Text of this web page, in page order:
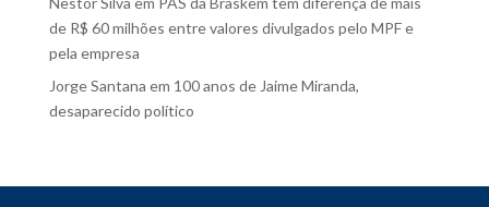
de R$ 60 milhões entre valores divulgados pelo MPF e
pela empresa
Jorge Santana em 100 anos de Jaime Miranda,
desaparecido político